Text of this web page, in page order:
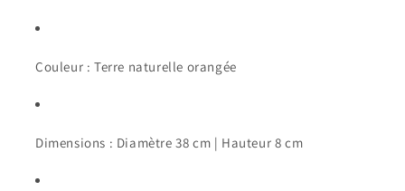
Couleur : Terre naturelle orangée
Dimensions : Diamètre 38 cm | Hauteur 8 cm